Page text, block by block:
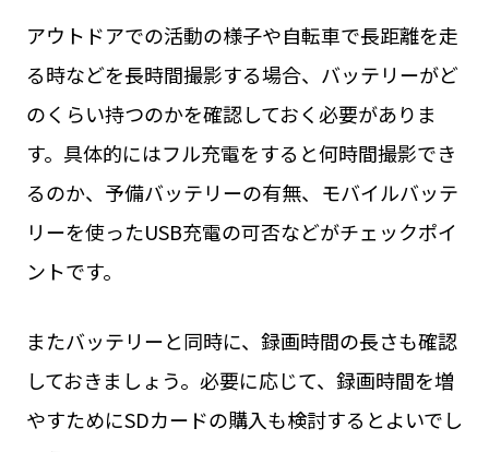
アウトドアでの活動の様子や自転車で長距離を走
る時などを長時間撮影する場合、バッテリーがど
のくらい持つのかを確認しておく必要がありま
す。具体的にはフル充電をすると何時間撮影でき
るのか、予備バッテリーの有無、モバイルバッテ
リーを使ったUSB充電の可否などがチェックポイ
ントです。
またバッテリーと同時に、録画時間の長さも確認
しておきましょう。必要に応じて、録画時間を増
やすためにSDカードの購入も検討するとよいでし